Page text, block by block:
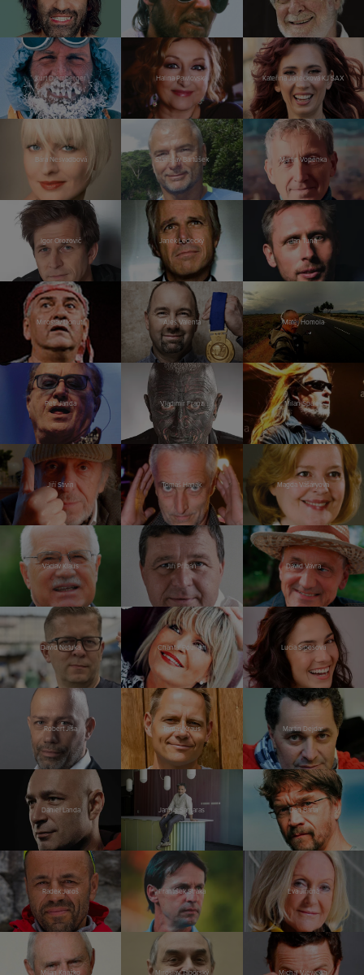
Kurt Diemberger Halina Pawlovská Kateřina Janečková KJ SAX
Bára Nesvadbová Stanislav Bartůšek Martin Vopěnka
Igor Orozovič Janek Ledecký Jan Tuna
Miroslav Donutil Aleš Valenta Matěj Homola
Petr Janda Vladimír Franz Milan Špalek
Jiří Stivín Tomáš Hanák Magda Vášáryová
Václav Klaus Jiří Přibáň David Vávra
David Netuka Chantal Poullain Lucia Siposová
Robert Jíša Tomáš Kraus Martin Dejdar
Daniel Landa Jannis Samaras Dan Bárta
Radek Jaroš František Straka Eva Jiřičná
Milan Kňažko Miroslav Táborský Michal Viewegh